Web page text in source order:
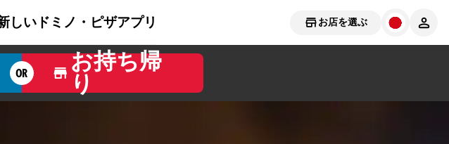
お店を選ぶ
しいドミノ・ピザアプリ
OR
お持ち帰
り